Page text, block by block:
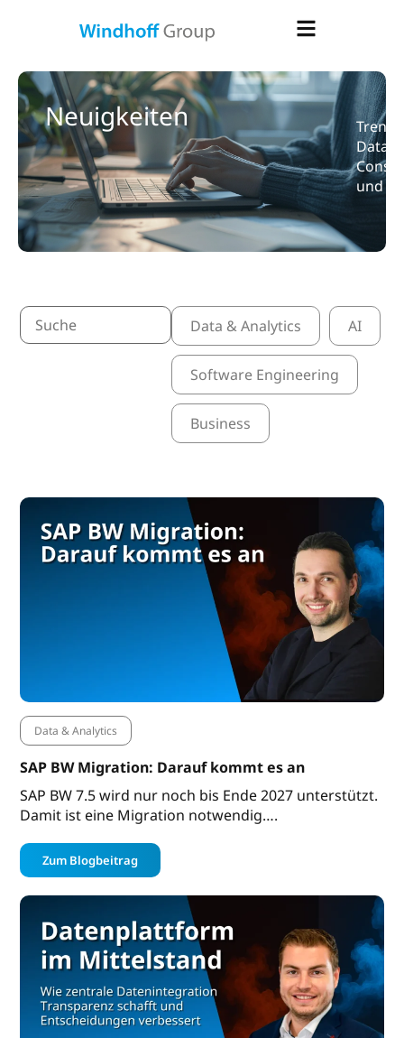
Neuigkeiten
Data
und
Data & Analytics AI
Software Engineering
Business
Data & Analytics
SAP BW Migration: Darauf kommt es an
SAP BW 7.5 wird nur noch bis Ende 2027 unterstützt.
Damit ist eine Migration notwendig….
Zum Blogbeitrag